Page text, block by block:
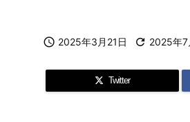
 2025年3月21日  2025年7
Twitter